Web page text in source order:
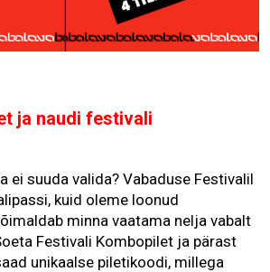
ja naudi festivali
ei suuda valida? Vabaduse Festivalil
kuid oleme loonud
minna vaatama nelja vabalt
Festivali Kombopilet ja pärast
unikaalse piletikoodi, millega